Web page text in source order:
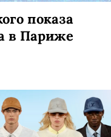
показа
в Париже